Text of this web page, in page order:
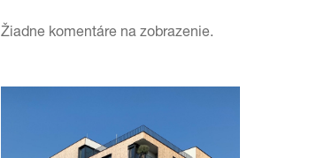
Žiadne komentáre na zobrazenie.